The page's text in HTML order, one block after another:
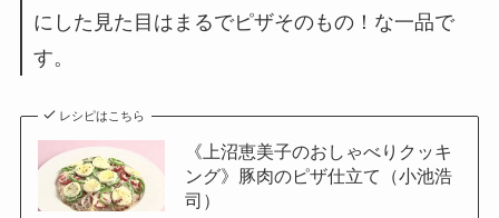
にした見た目はまるでピザそのもの！な一品で
す。
レシピはこちら
《上沼恵美子のおしゃべりクッキ
ング》豚肉のピザ仕立て（小池浩
司）